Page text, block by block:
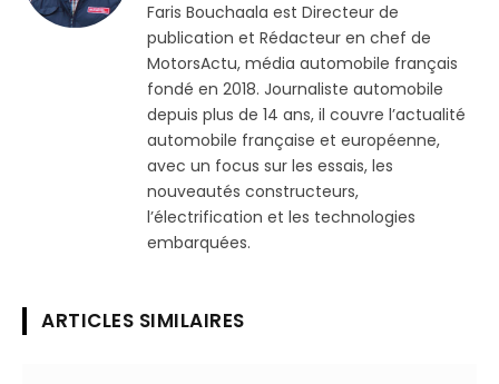
Faris Bouchaala est Directeur de
publication et Rédacteur en chef de
MotorsActu, média automobile français
fondé en 2018. Journaliste automobile
depuis plus de 14 ans, il couvre l’actualité
automobile française et européenne,
avec un focus sur les essais, les
nouveautés constructeurs,
l’électrification et les technologies
embarquées.
ARTICLES SIMILAIRES